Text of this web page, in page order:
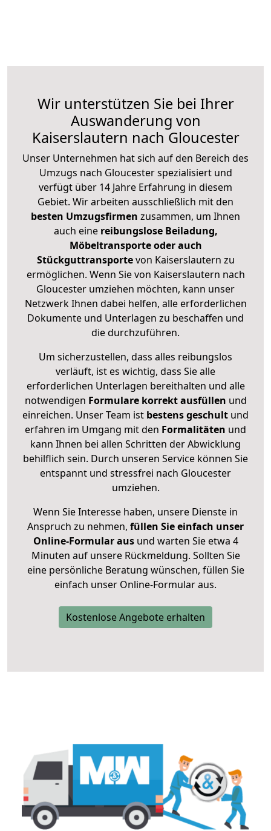
Wir unterstützen Sie bei Ihrer
Auswanderung von
Kaiserslautern nach Gloucester
Unser Unternehmen hat sich auf den Bereich des
Umzugs nach Gloucester spezialisiert und
verfügt über 14 Jahre Erfahrung in diesem
Gebiet. Wir arbeiten ausschließlich mit den
besten Umzugsfirmen zusammen, um Ihnen
auch eine reibungslose Beiladung,
Möbeltransporte oder auch
Stückguttransportevon Kaiserslautern zu
ermöglichen. Wenn Sie von Kaiserslautern nach
Gloucester umziehen möchten, kann unser
Netzwerk Ihnen dabei helfen, alle erforderlichen
Dokumente und Unterlagen zu beschaffen und
die durchzuführen.
Um sicherzustellen, dass alles reibungslos
verläuft, ist es wichtig, dass Sie alle
erforderlichen Unterlagen bereithalten und alle
notwendigen Formulare korrekt ausfüllen und
einreichen. Unser Team ist bestens geschult und
erfahren im Umgang mit den Formalitäten und
kann Ihnen bei allen Schritten der Abwicklung
behilflich sein. Durch unseren Service können Sie
entspannt und stressfrei nach Gloucester
umziehen.
Wenn Sie Interesse haben, unsere Dienste in
Anspruch zu nehmen, füllen Sie einfach unser
Online-Formular ausund warten Sie etwa 4
Minuten auf unsere Rückmeldung. Sollten Sie
eine persönliche Beratung wünschen, füllen Sie
einfach unser Online-Formular aus.
Kostenlose Angebote erhalten